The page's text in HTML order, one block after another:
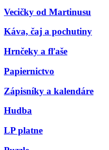
Vecičky od Martinusu
Káva, čaj a pochutiny
Hrnčeky a fľaše
Papiernictvo
Zápisníky a kalendáre
Hudba
LP platne